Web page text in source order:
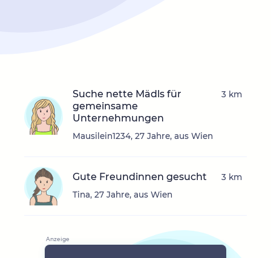
Suche nette Mädls für
gemeinsame
Unternehmungen
Mausilein1234, 27 Jahre, aus Wien
3 km
Gute Freundinnen gesucht
Tina, 27 Jahre, aus Wien
3 km